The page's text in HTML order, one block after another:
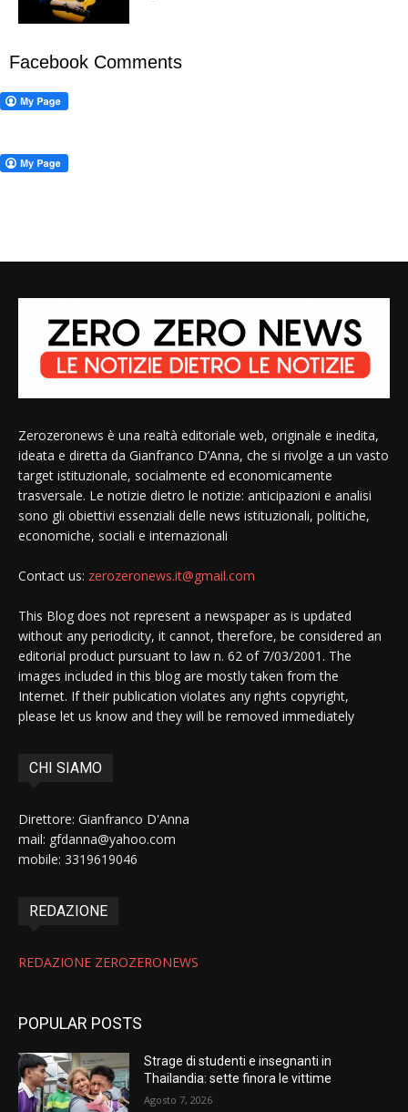
Facebook Comments
Zerozeronews è una realtà editoriale web, originale e inedita,
ideata e diretta da Gianfranco D’Anna, che si rivolge a un vasto
target istituzionale, socialmente ed economicamente
trasversale. Le notizie dietro le notizie: anticipazioni e analisi
sono gli obiettivi essenziali delle news istituzionali, politiche,
economiche, sociali e internazionali
Contact us: zerozeronews.it@gmail.com
This Blog does not represent a newspaper as is updated
without any periodicity, it cannot, therefore, be considered an
editorial product pursuant to law n. 62 of 7/03/2001. The
images included in this blog are mostly taken from the
Internet. If their publication violates any rights copyright,
please let us know and they will be removed immediately
CHI SIAMO
Direttore: Gianfranco D'Anna
mail: gfdanna@yahoo.com
mobile: 3319619046
REDAZIONE
REDAZIONE ZEROZERONEWS
POPULAR POSTS
Strage di studenti e insegnanti in
Thailandia: sette finora le vittime
Agosto 7, 2026